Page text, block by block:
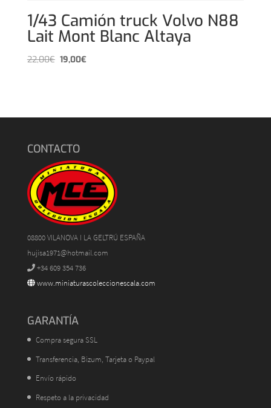
1/43 Camión truck Volvo N88
Lait Mont Blanc Altaya
22,00€El19,00€El
CONTACTO
08800 VILANOVA I LA GELTRÚ ESPAÑA
hujisa1971@hotmail.com
+34 609 354 736
www.miniaturascoleccionescala.com
GARANTÍA
Compra segura SSL
Transferencia, Bizum, Tarjeta o Paypal
Envío rápido
Respeto a la privacidad